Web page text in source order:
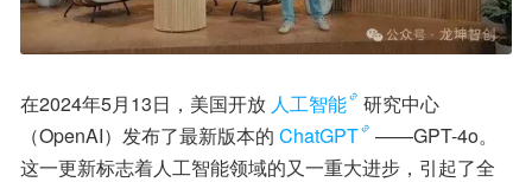
在2024年5月13日，美国开放 人工智能
研究中心
（OpenAI）发布了最新版本的 ChatGPT
——GPT-4o。
这一更新标志着人工智能领域的又一重大进步，引起了全